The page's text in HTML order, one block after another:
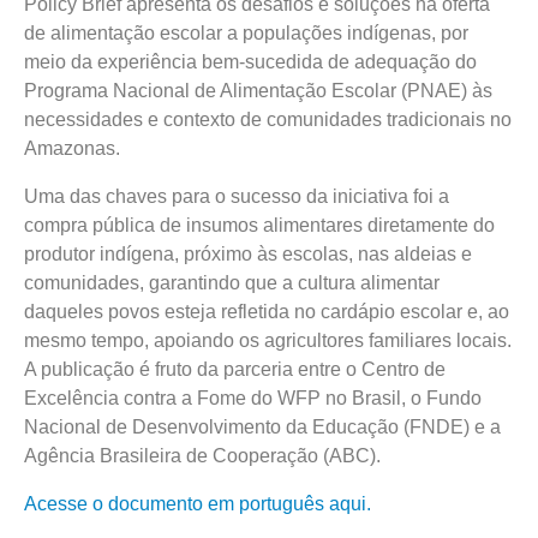
Policy Brief apresenta os desafios e soluções na oferta
de alimentação escolar a populações indígenas, por
meio da experiência bem-sucedida de adequação do
Programa Nacional de Alimentação Escolar (PNAE) às
necessidades e contexto de comunidades tradicionais no
Amazonas.
Uma das chaves para o sucesso da iniciativa foi a
compra pública de insumos alimentares diretamente do
produtor indígena, próximo às escolas, nas aldeias e
comunidades, garantindo que a cultura alimentar
daqueles povos esteja refletida no cardápio escolar e, ao
mesmo tempo, apoiando os agricultores familiares locais.
A publicação é fruto da parceria entre o Centro de
Excelência contra a Fome do WFP no Brasil, o Fundo
Nacional de Desenvolvimento da Educação (FNDE) e a
Agência Brasileira de Cooperação (ABC).
Acesse o documento em português aqui.